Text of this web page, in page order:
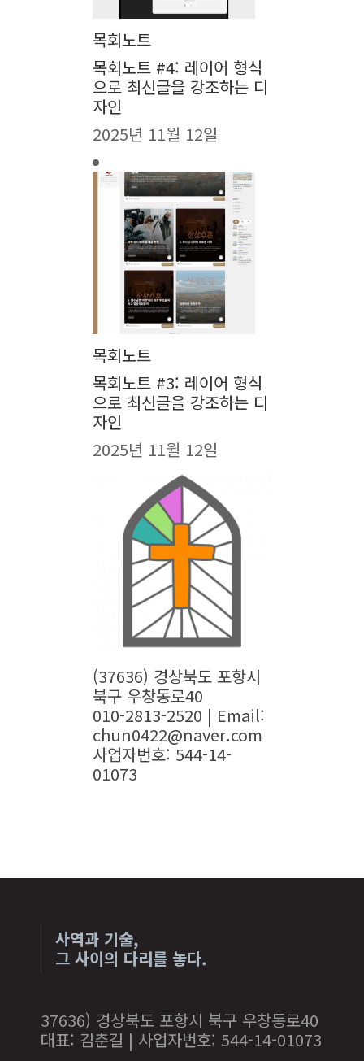
목회노트
목회노트 #4: 레이어 형식
으로 최신글을 강조하는 디
자인
2025년 11월 12일
목회노트
목회노트 #3: 레이어 형식
으로 최신글을 강조하는 디
자인
2025년 11월 12일
(37636) 경상북도 포항시
북구 우창동로40
010-2813-2520 | Email:
chun0422@naver.com
사업자번호: 544-14-
01073
사역과 기술,
그 사이의 다리를 놓다.
37636) 경상북도 포항시 북구 우창동로40
대표: 김춘길 | 사업자번호: 544-14-01073